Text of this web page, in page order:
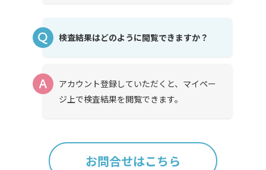
検査結果はどのように閲覧できますか？
アカウント登録していただくと、マイペー
ジ上で検査結果を閲覧できます。
お問合せはこちら